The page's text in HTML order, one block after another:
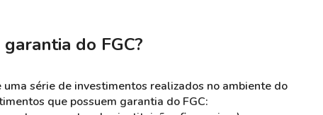
do FGC?
série de investimentos realizados no ambiente do
que possuem garantia do FGC: